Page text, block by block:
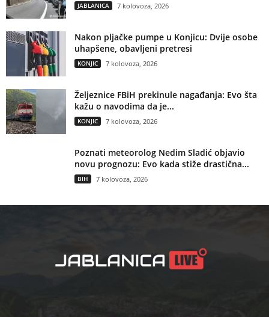
JABLANICA 7 kolovoza, 2026
Nakon pljačke pumpe u Konjicu: Dvije osobe
uhapšene, obavljeni pretresi
KONJIC 7 kolovoza, 2026
Željeznice FBiH prekinule nagađanja: Evo šta
kažu o navodima da je...
KONJIC 7 kolovoza, 2026
Poznati meteorolog Nedim Sladić objavio
novu prognozu: Evo kada stiže drastična...
BIH 7 kolovoza, 2026